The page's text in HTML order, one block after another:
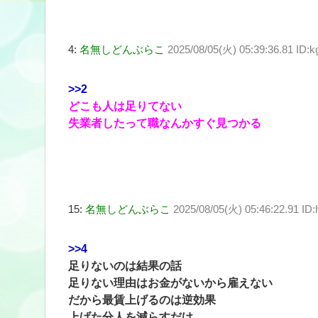
4: 名無しどんぶらこ 2025/08/05(火) 05:39:36.81
>>2
どこも人は足りてない
失業者したって職なんかすぐ見つかる
15: 名無しどんぶらこ 2025/08/05(火) 05:46:22.91
>>4
足りないのは結果の話
足りない理由はお金がないから雇えない
だから最賃上げるのは逆効果